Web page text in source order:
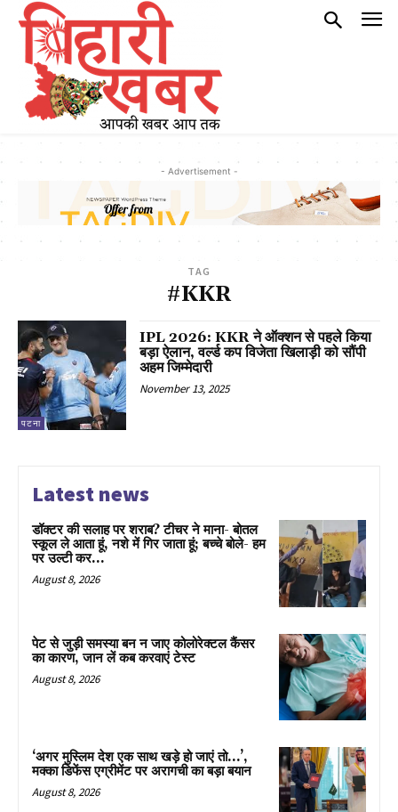
- Advertisement -
TAG
#KKR
पटना
IPL 2026: KKR ने ऑक्शन से पहले किया
बड़ा ऐलान, वर्ल्ड कप विजेता खिलाड़ी को सौंपी
अहम जिम्मेदारी
November 13, 2025
Latest news
डॉक्टर की सलाह पर शराब? टीचर ने माना- बोतल
स्कूल ले आता हूं, नशे में गिर जाता हूं; बच्चे बोले- हम
पर उल्टी कर...
August 8, 2026
पेट से जुड़ी समस्या बन न जाए कोलोरेक्टल कैंसर
का कारण, जान लें कब करवाएं टेस्ट
August 8, 2026
‘अगर मुस्लिम देश एक साथ खड़े हो जाएं तो…’,
मक्का डिफेंस एग्रीमेंट पर अरागची का बड़ा बयान
August 8, 2026